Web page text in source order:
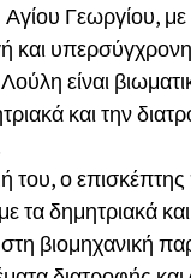
Γεωργίου, με
και
είναι
και την
του, ο
τα δημητριακά
βιομηχανική